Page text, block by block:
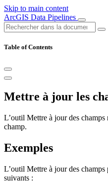
Skip to main content
ArcGIS Data Pipelines
Table of Contents
Mettre à jour les
L’outil Mettre à jour des
champ.
Exemples
L’outil Mettre à jour des champs
suivants :